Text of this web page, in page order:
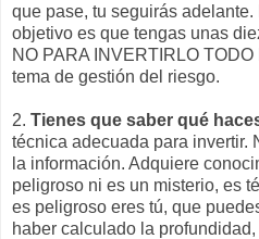
que pase, tu seguirás
objetivo es que tengas unas
NO PARA INVERTIRLO
tema de gestión del riesgo.
2. Tienes que saber qué
técnica adecuada para invertir.
la información. Adquiere
peligroso ni es un misterio, es
es peligroso eres tú, que
haber calculado la